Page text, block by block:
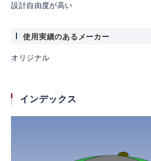
設計自由度が高い
使用実績のあるメーカー
オリジナル
インデックス